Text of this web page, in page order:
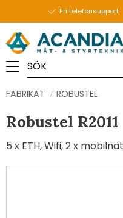
Fri telefonsupport
FABRIKAT ROBUSTEL
Robustel R2011
5 x ETH, Wifi, 2 x